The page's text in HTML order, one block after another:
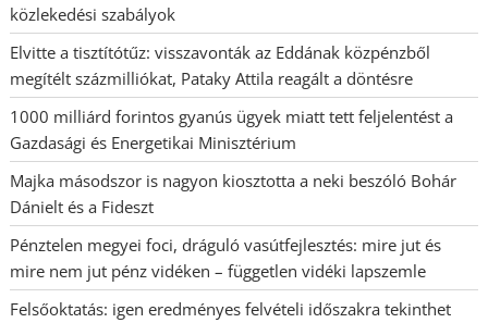
közlekedési szabályok
Elvitte a tisztítótűz: visszavonták az Eddának közpénzből
megítélt százmilliókat, Pataky Attila reagált a döntésre
1000 milliárd forintos gyanús ügyek miatt tett feljelentést a
Gazdasági és Energetikai Minisztérium
Majka másodszor is nagyon kiosztotta a neki beszóló Bohár
Dánielt és a Fideszt
Pénztelen megyei foci, dráguló vasútfejlesztés: mire jut és
mire nem jut pénz vidéken – független vidéki lapszemle
Felsőoktatás: igen eredményes felvételi időszakra tekinthet